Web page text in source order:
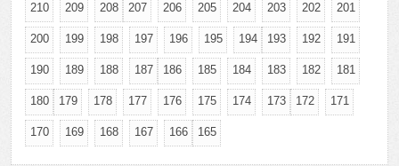
210 209 208 207 206 205 204 203 202 201
200 199 198 197 196 195 194 193 192 191
190 189 188 187 186 185 184 183 182 181
180 179 178 177 176 175 174 173 172 171
170 169 168 167 166 165